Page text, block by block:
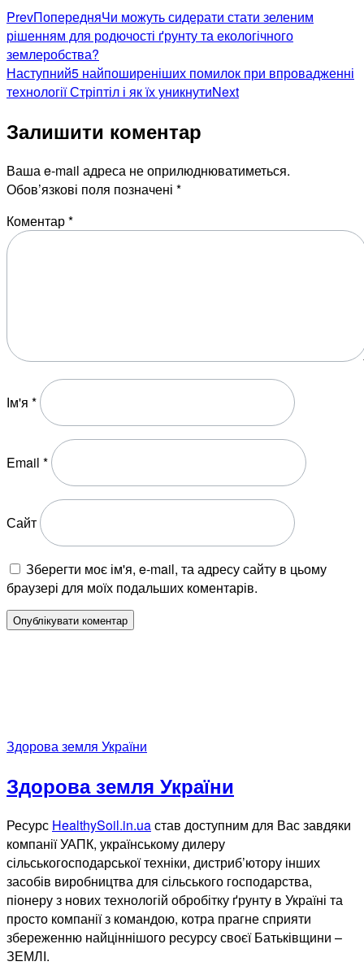
PrevПопередняЧи можуть сидерати стати зеленим
рішенням для родючості ґрунту та екологічного
землеробства?
Наступний5 найпоширеніших помилок при впровадженні
технології Стріптіл і як їх уникнутиNext
Залишити коментар
Ваша e-mail адреса не оприлюднюватиметься.
Обов’язкові поля позначені *
Коментар*
Ім'я *
Email *
Сайт
Зберегти моє ім'я, e-mail, та адресу сайту в цьому
браузері для моїх подальших коментарів.
Здорова земля України
Здорова земля України
Ресурс HealthySoil.in.uaстав доступним для Вас завдяки
компанії УАПК, українському дилеру
сільськогосподарської техніки, дистриб’ютору інших
засобів виробництва для сільського господарства,
піонеру з нових технологій обробітку ґрунту в Україні та
просто компанії з командою, котра прагне сприяти
збереженню найціннішого ресурсу своєї Батьківщини –
ЗЕМЛІ.